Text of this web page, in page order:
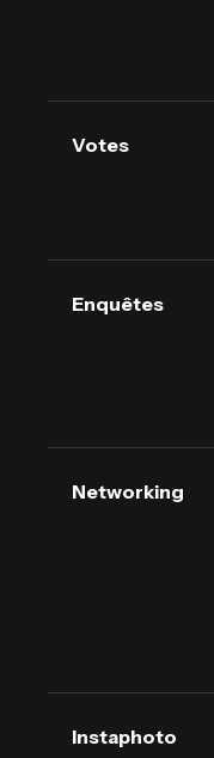
Votes
Enquêtes
Networking
Instaphoto